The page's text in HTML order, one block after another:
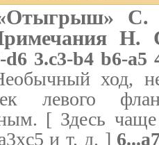
С.
Н.
d6 3.c3-b4 b6-a5
ход,
левого
[ Здесь
и т. д. ]